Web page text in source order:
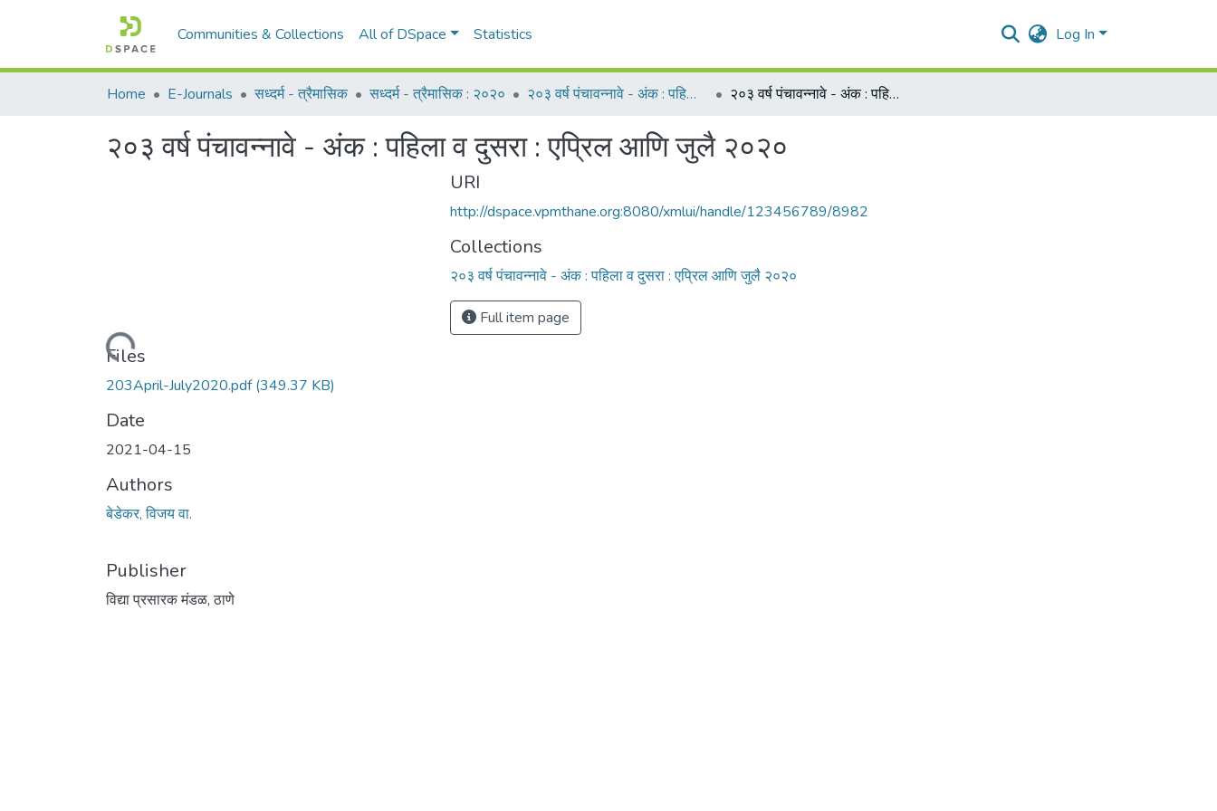
Communities & Collections All of DSpace Statistics Log In
Home E-Journals सध्दर्म - त्रैमासिक सध्दर्म - त्रैमासिक : २०२० २०३ वर्ष पंचावन्नावे - अंक : पहिला व दुसरा : एप्रिल आणि जुलै २०२० २०३ वर्ष पंचावन्नावे - अंक : पहिला व दुसरा : एप्रिल आणि जुलै २०२०
२०३ वर्ष पंचावन्नावे - अंक : पहिला व दुसरा : एप्रिल आणि जुलै २०२०
Loading...
Files
203April-July2020.pdf(349.37 KB)
Date
2021-04-15
Authors
बेडेकर, विजय वा.
Publisher
विद्या प्रसारक मंडळ, ठाणे
URI
http://dspace.vpmthane.org:8080/xmlui/handle/123456789/8982
Collections
२०३ वर्ष पंचावन्नावे - अंक : पहिला व दुसरा : एप्रिल आणि जुलै २०२०
Full item page